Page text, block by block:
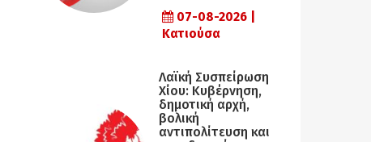
07-08-2026 |
Κατιούσα
Λαϊκή Συσπείρωση
Χίου: Κυβέρνηση,
δημοτική αρχή,
βολική
αντιπολίτευση και